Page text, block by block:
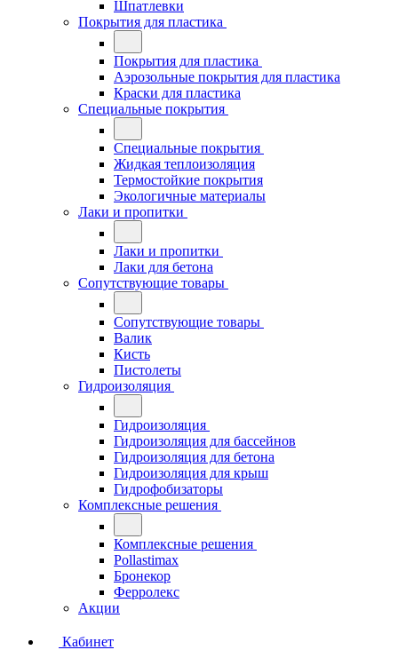
Шпатлевки
Покрытия для пластика
Покрытия для пластика
Аэрозольные покрытия для пластика
Краски для пластика
Специальные покрытия
Специальные покрытия
Жидкая теплоизоляция
Термостойкие покрытия
Экологичные материалы
Лаки и пропитки
Лаки и пропитки
Лаки для бетона
Сопутствующие товары
Сопутствующие товары
Валик
Кисть
Пистолеты
Гидроизоляция
Гидроизоляция
Гидроизоляция для бассейнов
Гидроизоляция для бетона
Гидроизоляция для крыш
Гидрофобизаторы
Комплексные решения
Комплексные решения
Pollastimax
Бронекор
Ферролекс
Акции
Кабинет